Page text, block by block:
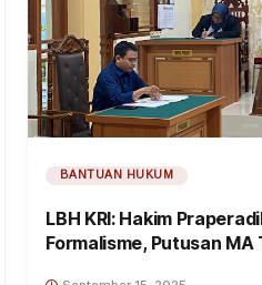
BANTUAN HUKUM
LBH KRI: Hakim
Formalisme, Putusan